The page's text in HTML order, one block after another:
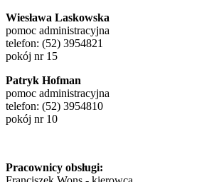
Wiesława Laskowska
pomoc administracyjna
telefon: (52) 3954821
pokój nr 15
Patryk Hofman
pomoc administracyjna
telefon: (52) 3954810
pokój nr 10
Pracownicy obsługi: